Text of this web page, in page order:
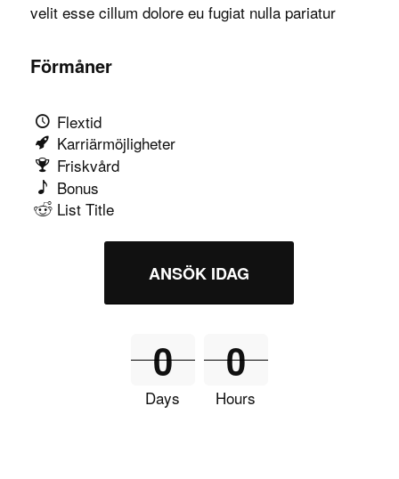
velit esse cillum dolore eu fugiat nulla pariatur
Förmåner
Flextid
Karriärmöjligheter
Friskvård
Bonus
List Title
ANSÖK IDAG
0
Days
0
Hours